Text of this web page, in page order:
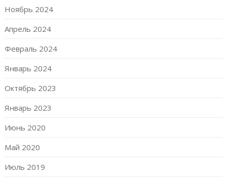
Ноябрь 2024
Апрель 2024
Февраль 2024
Январь 2024
Октябрь 2023
Январь 2023
Июнь 2020
Май 2020
Июль 2019